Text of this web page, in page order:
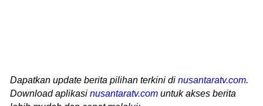
Dapatkan update berita pilihan terkini di nusantaratv.com.
Download aplikasi nusantaratv.com untuk akses berita